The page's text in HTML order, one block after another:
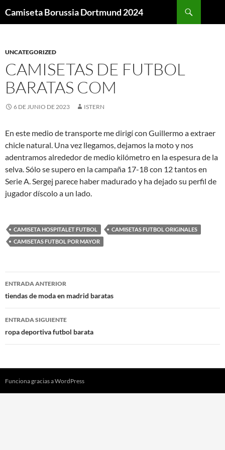
Camiseta Borussia Dortmund 2024
UNCATEGORIZED
CAMISETAS DE FUTBOL
BARATAS COM
6 DE JUNIO DE 2023 ISTERN
En este medio de transporte me dirigí con Guillermo a extraer
chicle natural. Una vez llegamos, dejamos la moto y nos
adentramos alrededor de medio kilómetro en la espesura de la
selva. Sólo se supero en la campaña 17-18 con 12 tantos en
Serie A. Sergej parece haber madurado y ha dejado su perfil de
jugador díscolo a un lado.
CAMISETA HOSPITALET FUTBOL
CAMISETAS FUTBOL ORIGINALES
CAMISETAS FUTBOL POR MAYOR
Navegación
de
entradas
ENTRADA ANTERIOR
tiendas de moda en madrid baratas
ENTRADA SIGUIENTE
ropa deportiva futbol barata
Funciona gracias a WordPress